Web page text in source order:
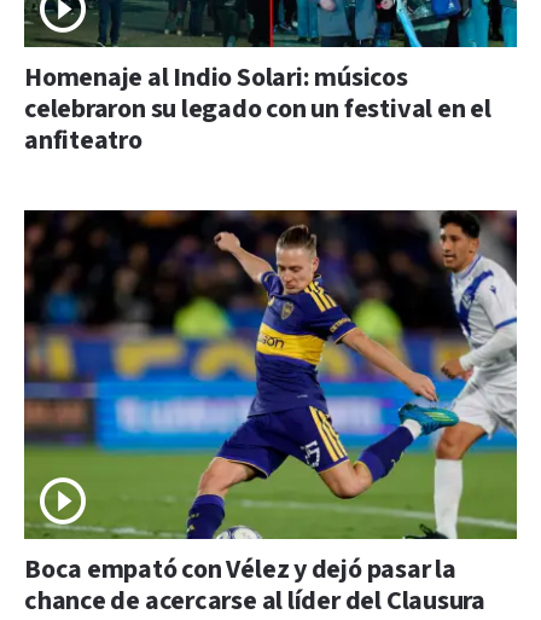
Homenaje al Indio Solari: músicos
celebraron su legado con un festival en el
anfiteatro
Boca empató con Vélez y dejó pasar la
chance de acercarse al líder del Clausura